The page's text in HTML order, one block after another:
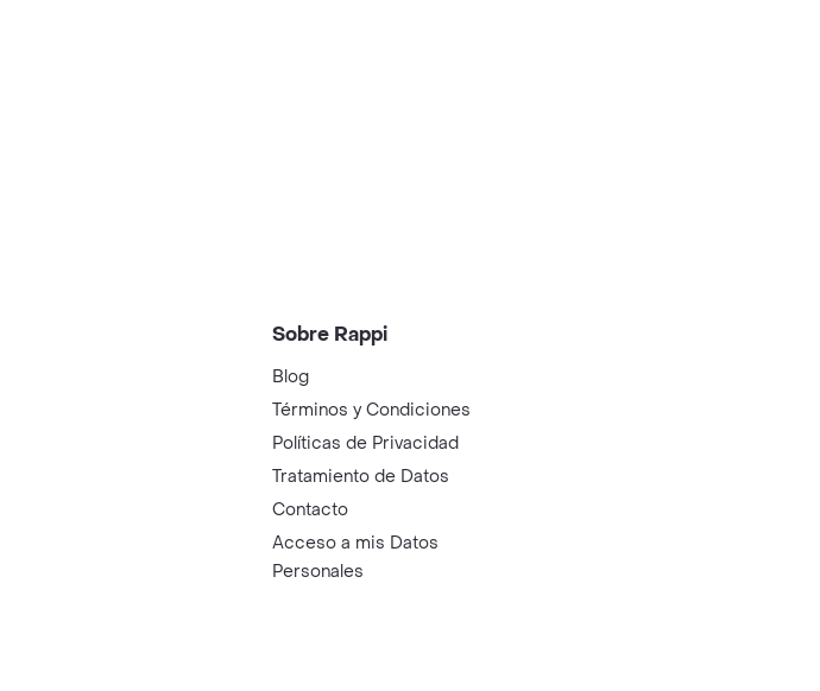
Sobre Rappi
Blog
Términos y Condiciones
Políticas de Privacidad
Tratamiento de Datos
Contacto
Acceso a mis Datos
Personales